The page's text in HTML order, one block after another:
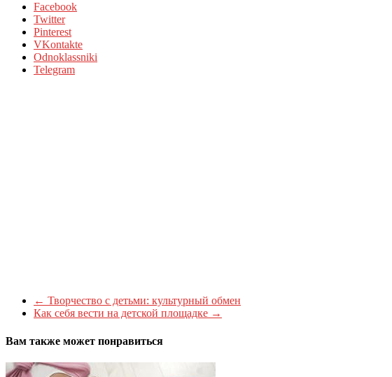
Facebook
Twitter
Pinterest
VKontakte
Odnoklassniki
Telegram
← Творчество с детьми: культурный обмен
Как себя вести на детской площадке →
Вам также может понравиться